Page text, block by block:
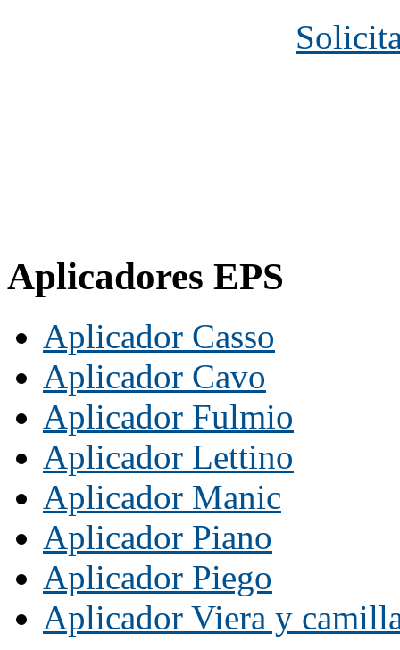
Aplicadores EPS
Aplicador Casso
Aplicador Cavo
Aplicador Fulmio
Aplicador Lettino
Aplicador Manic
Aplicador Piano
Aplicador Piego
Aplicador Viera y